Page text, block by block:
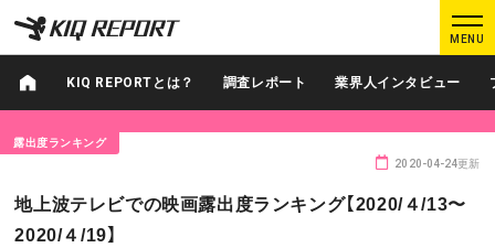
K
I
Q
R
P
R
T
MENU
K
I
Q
R
P
R
T
ログイン 新規登録
KIQ REPORTとは？ 調査レポート 業界人インタビュー
露出度ランキング
地上波テレビでの映画露出度ランキング【2020/４/13〜
2020/４/19】
2020-04-24更新